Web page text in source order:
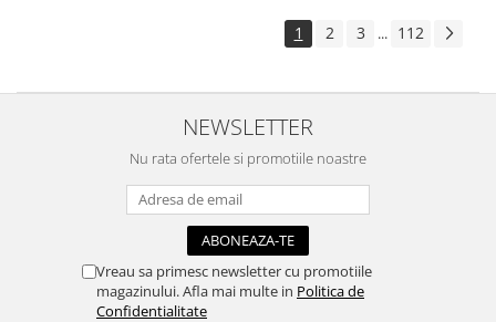
1 2 3 ... 112
NEWSLETTER
Nu rata ofertele si promotiile noastre
Vreau sa primesc newsletter cu promotiile
magazinului. Afla mai multe in Politica de
Confidentialitate